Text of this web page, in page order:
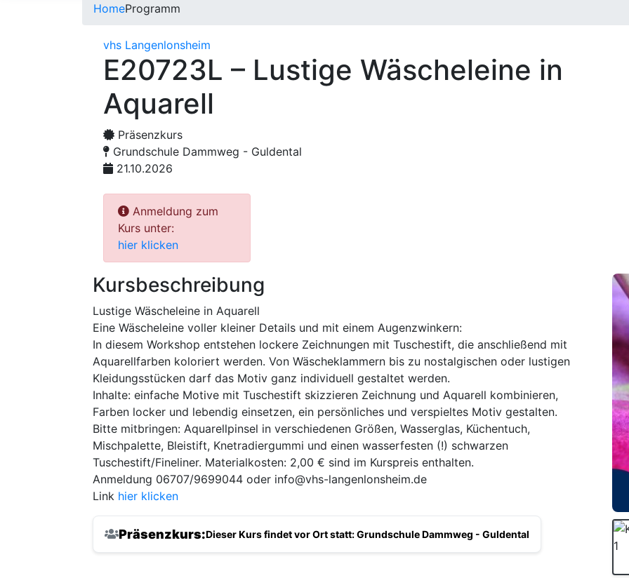
HomeProgramm
vhs Langenlonsheim
E20723L – Lustige Wäscheleine in
Aquarell
Präsenzkurs
Grundschule Dammweg - Guldental
21.10.2026
Anmeldung zum
Kurs unter:
hier klicken
Kursbeschreibung
Lustige Wäscheleine in Aquarell
Eine Wäscheleine voller kleiner Details und mit einem Augenzwinkern:
In diesem Workshop entstehen lockere Zeichnungen mit Tuschestift, die anschließend mit
Aquarellfarben koloriert werden. Von Wäscheklammern bis zu nostalgischen oder lustigen
Kleidungsstücken darf das Motiv ganz individuell gestaltet werden.
Inhalte: einfache Motive mit Tuschestift skizzieren Zeichnung und Aquarell kombinieren,
Farben locker und lebendig einsetzen, ein persönliches und verspieltes Motiv gestalten.
Bitte mitbringen: Aquarellpinsel in verschiedenen Größen, Wasserglas, Küchentuch,
Mischpalette, Bleistift, Knetradiergummi und einen wasserfesten (!) schwarzen
Tuschestift/Fineliner. Materialkosten: 2,00 € sind im Kurspreis enthalten.
Anmeldung 06707/9699044 oder info@vhs-langenlonsheim.de
Link hier klicken
Präsenzkurs:Dieser Kurs findet vor Ort statt: Grundschule Dammweg - Guldental